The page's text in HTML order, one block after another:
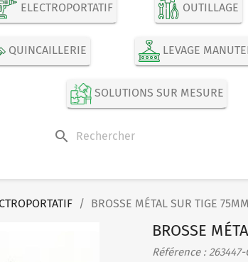
ELECTROPORTATIF OUTILLAGE
QUINCAILLERIE LEVAGE
SOLUTIONS SUR MESURE
search
BROSSE MÉTAL SUR TIGE
BROSSE
Référence : 263447-